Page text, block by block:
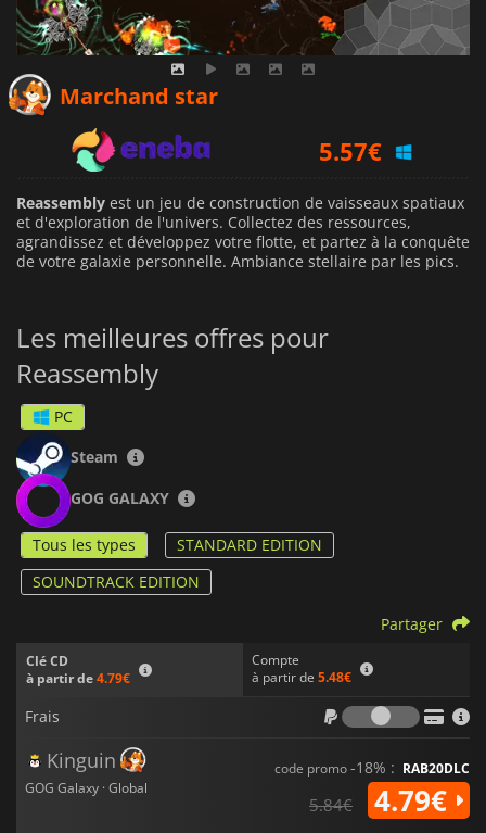
Marchand star
5.57€
4.89€
Reassembly est un jeu de construction de vaisseaux spatiaux
et d'exploration de l'univers. Collectez des ressources,
agrandissez et développez votre flotte, et partez à la conquête
de votre galaxie personnelle. Ambiance stellaire par les pics.
Les meilleures offres pour
Reassembly
PC
Steam
GOG GALAXY
Tous les types
STANDARD EDITION
SOUNDTRACK EDITION
Clé CD
à partir de4.79€
Compte
à partir de 5.48€
Partager
Frais
Frais
Kinguin
GOG Galaxy · Global
code promo-18% : RAB20DLC
5.84€ 4.79€